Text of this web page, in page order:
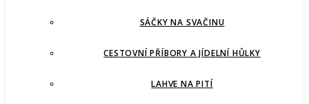
SÁČKY NA SVAČINU
CESTOVNÍ PŘÍBORY A JÍDELNÍ HŮLKY
LAHVE NA PITÍ